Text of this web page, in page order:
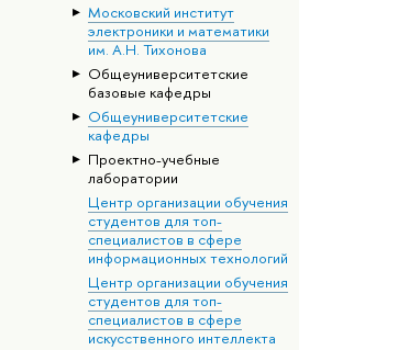
Московский институт
электроники и математики
им. А.Н. Тихонова
Общеуниверситетские
базовые кафедры
Общеуниверситетские
кафедры
Проектно-учебные
лаборатории
Центр организации обучения
студентов для топ-
специалистов в сфере
информационных технологий
Центр организации обучения
студентов для топ-
специалистов в сфере
искусственного интеллекта